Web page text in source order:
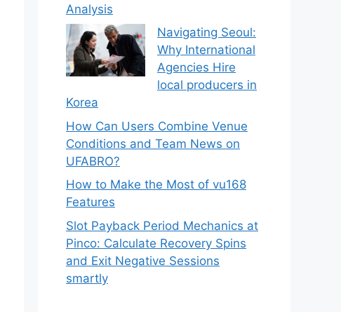
Analysis
Navigating Seoul:
Why International
Agencies Hire
local producers in
Korea
How Can Users Combine Venue
Conditions and Team News on
UFABRO?
How to Make the Most of vu168
Features
Slot Payback Period Mechanics at
Pinco: Calculate Recovery Spins
and Exit Negative Sessions
smartly